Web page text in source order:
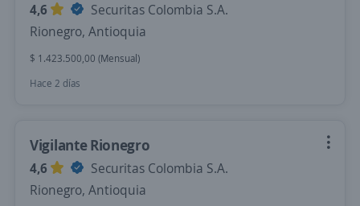
4,6
Securitas Colombia S.A.
Rionegro, Antioquia
$ 1.423.500,00 (Mensual)
Hace 2 días
Vigilante Rionegro
4,6
Securitas Colombia S.A.
Rionegro, Antioquia